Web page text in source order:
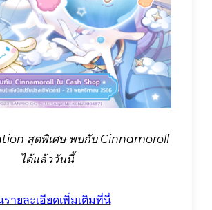
สุดพิเศษ พบกับ Cinnamoroll
ได้แล้ววันนี้
รายละเอียดเพิ่มเติมที่นี่